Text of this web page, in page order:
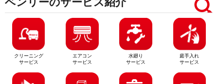
クリーニング
サービス
エアコン
サービス
水廻り
サービス
庭手入れ
サービス